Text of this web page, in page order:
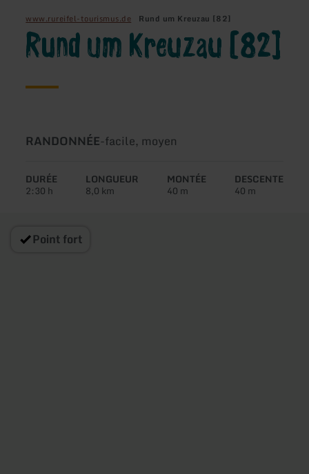
www.rureifel-tourismus.de Rund um Kreuzau [82]
Rund um Kreuzau [82]
Type
circuit:
RANDONNÉE-Difficulté:
facile, moyen
DURÉE
2:30 h
LONGUEUR
8,0 km
MONTÉE
40 m
DESCENTE
40 m
Point fort